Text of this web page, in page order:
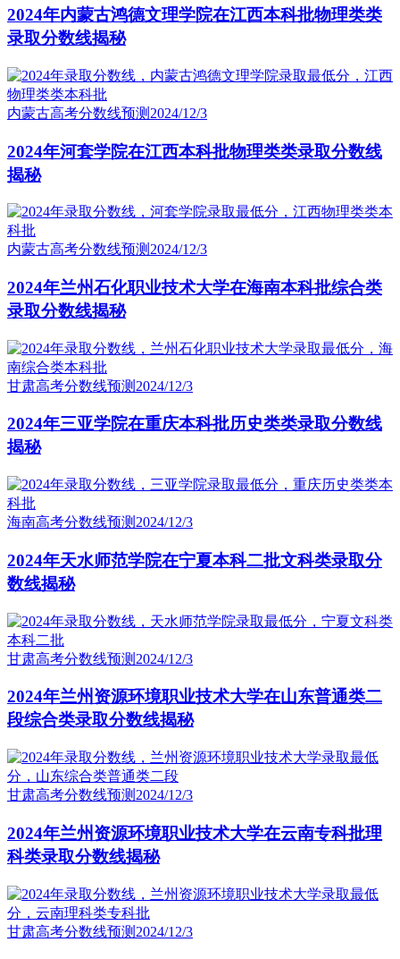
2024年内蒙古鸿德文理学院在江西本科批物理类类
录取分数线揭秘
内蒙古高考分数线预测 2024/12/3
2024年河套学院在江西本科批物理类类录取分数线
揭秘
内蒙古高考分数线预测 2024/12/3
2024年兰州石化职业技术大学在海南本科批综合类
录取分数线揭秘
甘肃高考分数线预测 2024/12/3
2024年三亚学院在重庆本科批历史类类录取分数线
揭秘
海南高考分数线预测 2024/12/3
2024年天水师范学院在宁夏本科二批文科类录取分
数线揭秘
甘肃高考分数线预测 2024/12/3
2024年兰州资源环境职业技术大学在山东普通类二
段综合类录取分数线揭秘
甘肃高考分数线预测 2024/12/3
2024年兰州资源环境职业技术大学在云南专科批理
科类录取分数线揭秘
甘肃高考分数线预测 2024/12/3